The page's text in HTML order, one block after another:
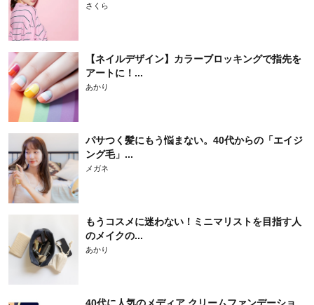
さくら
【ネイルデザイン】カラーブロッキングで指先を
アートに！...
あかり
パサつく髪にもう悩まない。40代からの「エイジ
ング毛」...
メガネ
もうコスメに迷わない！ミニマリストを目指す人
のメイクの...
あかり